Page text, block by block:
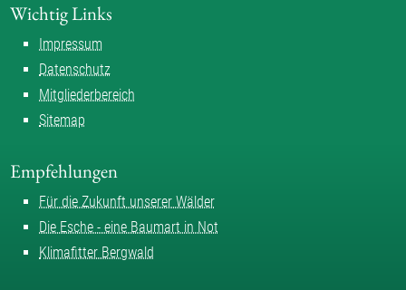
Wichtig Links
Impressum
Datenschutz
Mitgliederbereich
Sitemap
Empfehlungen
Für die Zukunft unserer Wälder
Die Esche - eine Baumart in Not
Klimafitter Bergwald